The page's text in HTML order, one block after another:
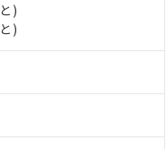
)
)
で、過去に遡って非含有
対応では、対応完了ま
ました。
ることから、特段のこと